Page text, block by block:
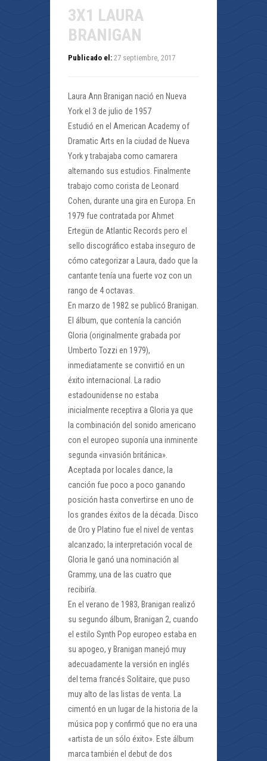
3X1 LAURA
BRANIGAN
Publicado el: 27 septiembre, 2017
Laura Ann Branigan nació en Nueva
York el 3 de julio de 1957
Estudió en el American Academy of
Dramatic Arts en la ciudad de Nueva
York y trabajaba como camarera
alternando sus estudios. Finalmente
trabajo como corista de Leonard
Cohen, durante una gira en Europa. En
1979 fue contratada por Ahmet
Ertegün de Atlantic Records pero el
sello discográfico estaba inseguro de
cómo categorizar a Laura, dado que la
cantante tenía una fuerte voz con un
rango de 4 octavas.
En marzo de 1982 se publicó Branigan.
El álbum, que contenía la canción
Gloria (originalmente grabada por
Umberto Tozzi en 1979),
inmediatamente se convirtió en un
éxito internacional. La radio
estadounidense no estaba
inicialmente receptiva a Gloria ya que
la combinación del sonido americano
con el europeo suponía una inminente
segunda «invasión británica».
Aceptada por locales dance, la
canción fue poco a poco ganando
posición hasta convertirse en uno de
los grandes éxitos de la década. Disco
de Oro y Platino fue el nivel de ventas
alcanzado; la interpretación vocal de
Gloria le ganó una nominación al
Grammy, una de las cuatro que
recibiría.
En el verano de 1983, Branigan realizó
su segundo álbum, Branigan 2, cuando
el estilo Synth Pop europeo estaba en
su apogeo, y Branigan manejó muy
adecuadamente la versión en inglés
del tema francés Solitaire, que puso
muy alto de las listas de venta. La
cimentó en un lugar de la historia de la
música pop y confirmó que no era una
«artista de un sólo éxito». Este álbum
marca también el debut de dos